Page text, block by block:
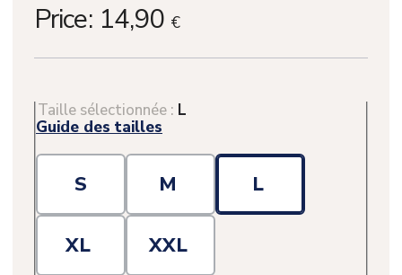
Price: 14,90 €
Taille sélectionnée : L
Guide des tailles
S M L
XL XXL